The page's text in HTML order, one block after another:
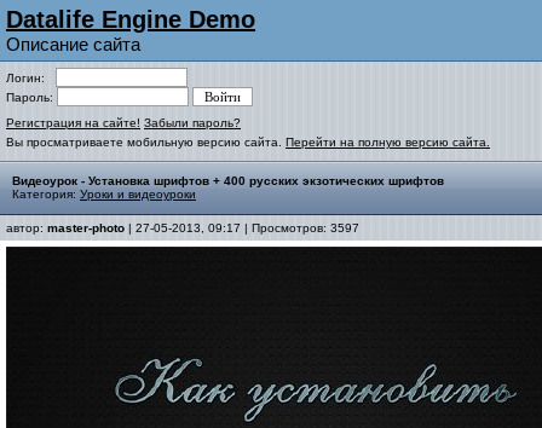
Datalife Engine Demo
Описание сайта
Логин:
Пароль:
Регистрация на сайте! Забыли пароль?
Вы просматриваете мобильную версию сайта. Перейти на полную версию сайта.
Видеоурок - Установка шрифтов + 400 русских экзотических шрифтов
Категория: Уроки и видеоуроки
автор: master-photo | 27-05-2013, 09:17 | Просмотров: 3597